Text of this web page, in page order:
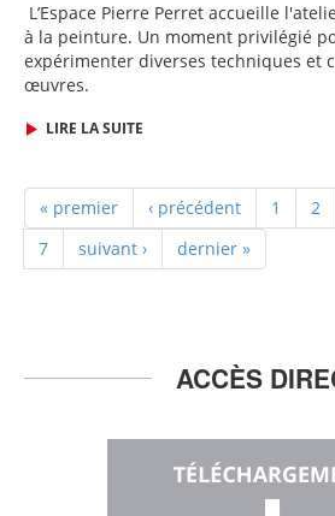
L’Espace Pierre Perret accueille l'
à la peinture. Un moment privilégié
expérimenter diverses techniques et
œuvres.
LIRE LA SUITE
« premier ‹ précédent 1 2
7
suivant › dernier »
ACCÈS